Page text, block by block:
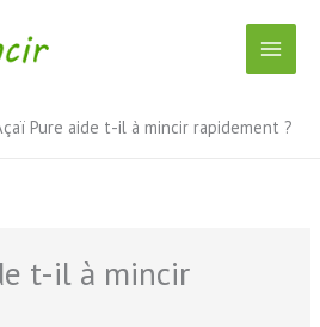
Pure aide t-il à mincir rapidement ?
t-il à mincir